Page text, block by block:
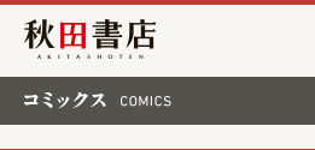
秋田書店